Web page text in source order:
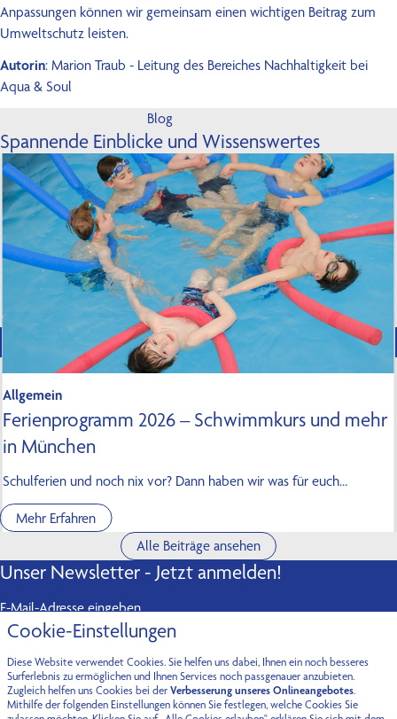
Anpassungen können wir gemeinsam einen wichtigen Beitrag zum
Umweltschutz leisten.
Autorin: Marion Traub - Leitung des Bereiches Nachhaltigkeit bei
Aqua & Soul
Blog
Spannende Einblicke und Wissenswertes
Allgemein
Ferienprogramm 2026 – Schwimmkurs und mehr
in München
Schulferien und noch nix vor? Dann haben wir was für euch…
Mehr Erfahren
Alle Beiträge ansehen
Unser Newsletter - Jetzt anmelden!
E-Mail-Adresse eingeben
Kontakt
Cookie-Einstellungen
Diese Website verwendet Cookies. Sie helfen uns dabei, Ihnen ein noch besseres
Surferlebnis zu ermöglichen und Ihnen Services noch passgenauer anzubieten.
Zugleich helfen uns Cookies bei der Verbesserung unseres Onlineangebotes.
Mithilfe der folgenden Einstellungen können Sie festlegen, welche Cookies Sie